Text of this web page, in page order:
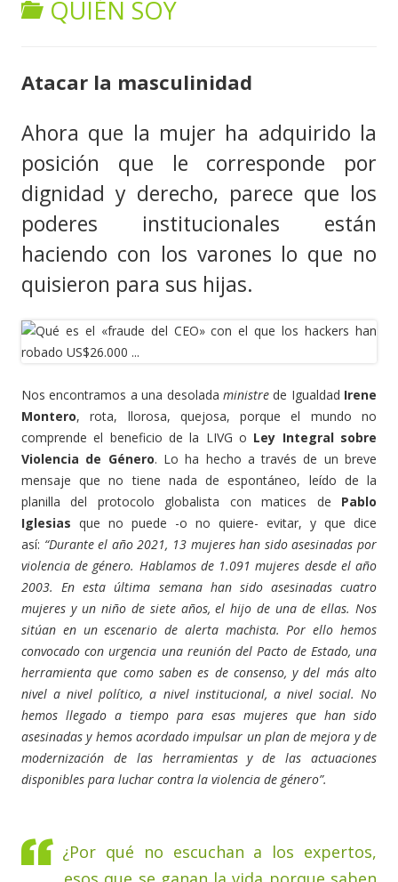
QUIÉN SOY
Atacar la masculinidad
Ahora que la mujer ha adquirido la
posición que le corresponde por
dignidad y derecho, parece que los
poderes institucionales están
haciendo con los varones lo que no
quisieron para sus hijas.
Nos encontramos a una desolada ministrede Igualdad Irene
Montero, rota, llorosa, quejosa, porque el mundo no
comprende el beneficio de la LIVG o Ley Integral sobre
Violencia de Género. Lo ha hecho a través de un breve
mensaje que no tiene nada de espontáneo, leído de la
planilla del protocolo globalista con matices de Pablo
Iglesias que no puede -o no quiere- evitar, y que dice
así: “Durante el año 2021, 13 mujeres han sido asesinadas por
violencia de género. Hablamos de 1.091 mujeres desde el año
2003. En esta última semana han sido asesinadas cuatro
mujeres y un niño de siete años, el hijo de una de ellas. Nos
sitúan en un escenario de alerta machista. Por ello hemos
convocado con urgencia una reunión del Pacto de Estado, una
herramienta que como saben es de consenso, y del más alto
nivel a nivel político, a nivel institucional, a nivel social. No
hemos llegado a tiempo para esas mujeres que han sido
asesinadas y hemos acordado impulsar un plan de mejora y de
modernización de las herramientas y de las actuaciones
disponibles para luchar contra la violencia de género”.
¿Por qué no escuchan a los expertos,